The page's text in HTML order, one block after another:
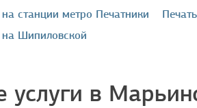
на станции метро Печатники
на Шипиловской
услуги в